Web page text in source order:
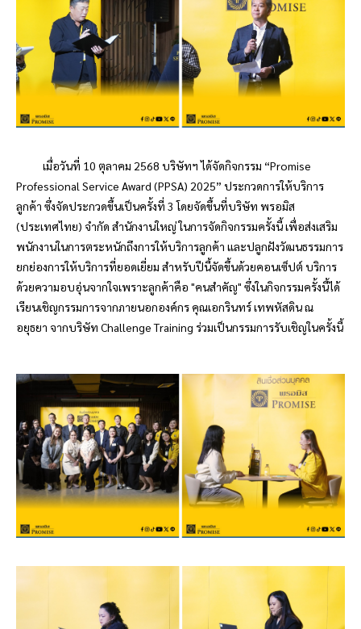
เมื่อวันที่ 10 ตุลาคม 2568 บริษัทฯ ได้จัดกิจกรรม “Promise
Professional Service Award (PPSA) 2025” ประกวดการให้บริการ
ลูกค้า ซึ่งจัดประกวดขึ้นเป็นครั้งที่ 3 โดยจัดขึ้นที่บริษัท พรอมิส
(ประเทศไทย) จำกัด สำนักงานใหญ่ ในการจัดกิจกรรมครั้งนี้ เพื่อส่งเสริม
พนักงานในการตระหนักถึงการให้บริการลูกค้า และปลูกฝังวัฒนธรรมการ
ยกย่องการให้บริการที่ยอดเยี่ยม สำหรับปีนี้จัดขึ้นด้วยคอนเซ็ปต์ บริการ
ด้วยความอบอุ่นจากใจเพราะลูกค้าคือ "คนสำคัญ" ซึ่งในกิจกรรมครั้งนี้ได้
เรียนเชิญกรรมการจากภายนอกองค์กร คุณเอกรินทร์ เทพหัสดิน ณ
อยุธยา จากบริษัท Challenge Training ร่วมเป็นกรรมการรับเชิญในครั้งนี้